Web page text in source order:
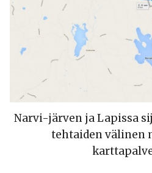
Narvi-järven ja Lapissa
tehtaiden välinen